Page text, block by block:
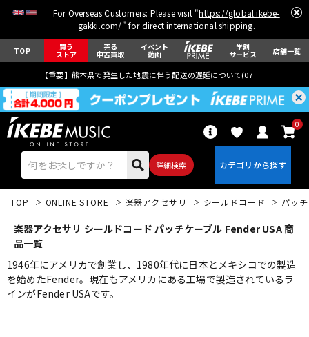
For Overseas Customers: Please visit "https://global.ikebe-
gakki.com/" for direct international shipping.
TOP 買う
ストア
売る
中古買取
イベント
動画
学割
サービス 店舗一覧
【重要】熊本県で発生した地震に伴う配送の遅延について(07月29日
詳細検索
0
エレキギター アコギ/エレアコ
TOP ONLINE STORE 楽器アクセサリ シールドコード パッ
楽器アクセサリ シールドコード パッチケーブル Fender USA 商
品一覧
1946年にアメリカで創業し、1980年代に日本とメキシコでの製造
を始めたFender。現在もアメリカにある工場で製造されているラ
インがFender USAです。